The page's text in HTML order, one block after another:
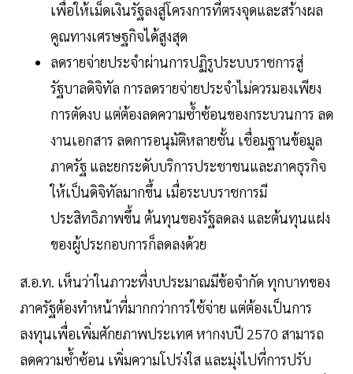
เพื่อให้เม็ดเงินรัฐลงสู่โครงการที่ตรงจุดและสร้างผล
คูณทางเศรษฐกิจได้สูงสุด
ลดรายจ่ายประจำผ่านการปฏิรูประบบราชการสู่
รัฐบาลดิจิทัล การลดรายจ่ายประจำไม่ควรมองเพียง
การตัดงบ แต่ต้องลดความซ้ำซ้อนของกระบวนการ ลด
งานเอกสาร ลดการอนุมัติหลายชั้น เชื่อมฐานข้อมูล
ภาครัฐ และยกระดับบริการประชาชนและภาคธุรกิจ
ให้เป็นดิจิทัลมากขึ้น เมื่อระบบราชการมี
ประสิทธิภาพขึ้น ต้นทุนของรัฐลดลง และต้นทุนแฝง
ของผู้ประกอบการก็ลดลงด้วย
ส.อ.ท. เห็นว่าในภาวะที่งบประมาณมีข้อจำกัด ทุกบาทของ
ภาครัฐต้องทำหน้าที่มากกว่าการใช้จ่าย แต่ต้องเป็นการ
ลงทุนเพื่อเพิ่มศักยภาพประเทศ หากงบปี 2570 สามารถ
ลดความซ้ำซ้อน เพิ่มความโปร่งใส และมุ่งไปที่การปรับ